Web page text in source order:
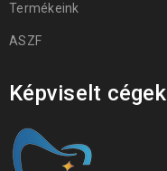
Termékeink
ASZF
Képviselt cégek